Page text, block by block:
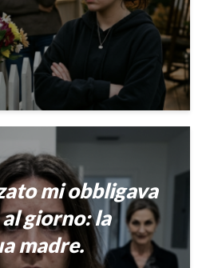
mi obbligava
giorno: la
madre.